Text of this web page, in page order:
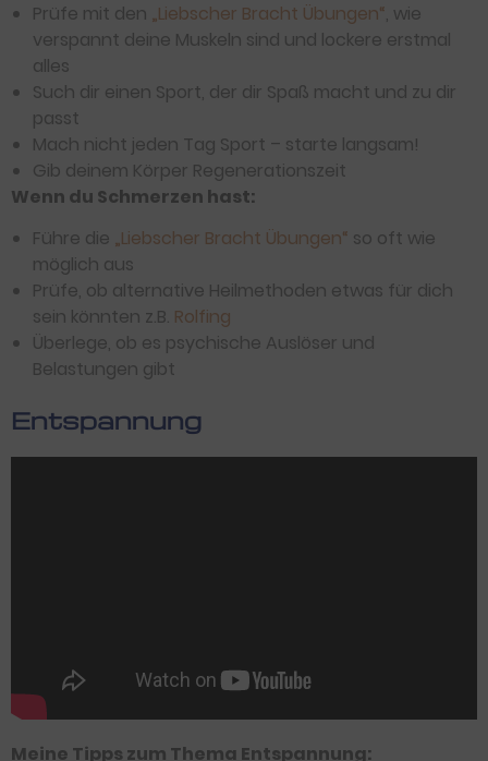
Prüfe mit den „Liebscher Bracht Übungen“, wie
verspannt deine Muskeln sind und lockere erstmal
alles
Such dir einen Sport, der dir Spaß macht und zu dir
passt
Mach nicht jeden Tag Sport – starte langsam!
Gib deinem Körper Regenerationszeit
Wenn du Schmerzen hast:
Führe die „Liebscher Bracht Übungen“ so oft wie
möglich aus
Prüfe, ob alternative Heilmethoden etwas für dich
sein könnten z.B. Rolfing
Überlege, ob es psychische Auslöser und
Belastungen gibt
Entspannung
Meine Tipps zum Thema Entspannung: